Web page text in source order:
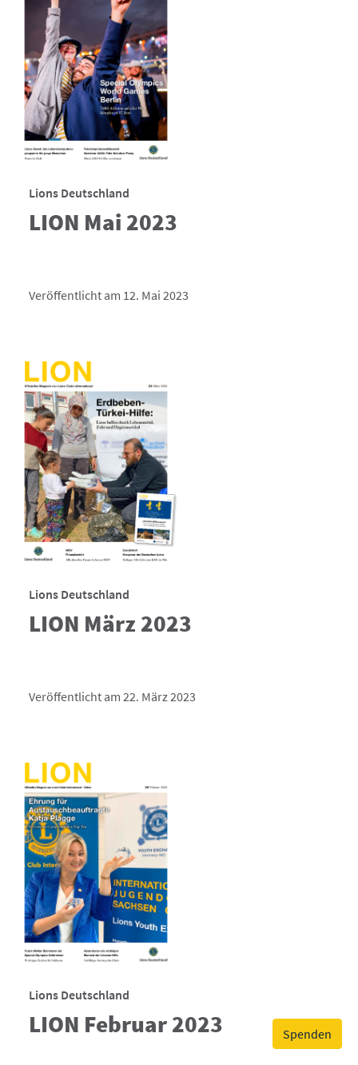
Spenden
Lions Deutschland
LION Mai 2023
Veröffentlicht am 12. Mai 2023
Lions Deutschland
LION März 2023
Veröffentlicht am 22. März 2023
Lions Deutschland
LION Februar 2023